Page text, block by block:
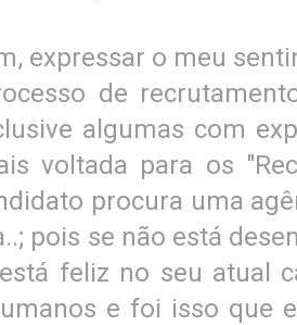
expressar o meu
de
algumas com
voltada para os
procura uma
pois se não está
feliz no seu atual
e foi isso que